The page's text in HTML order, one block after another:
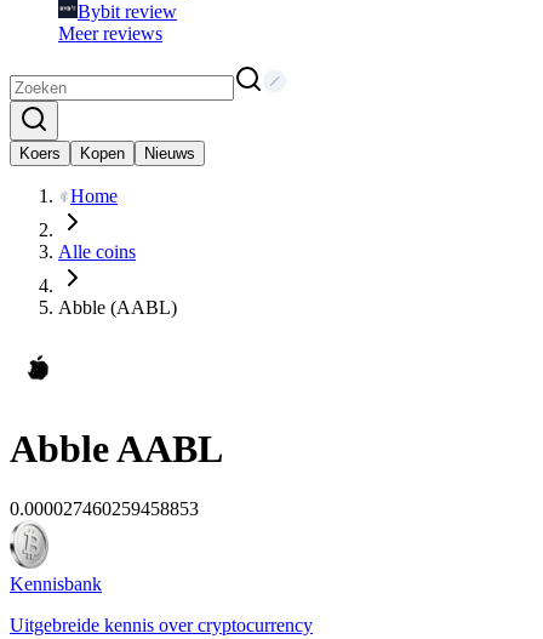
Bybit review
Meer reviews
Koers Kopen Nieuws
Home
Alle coins
Abble (AABL)
AbbleAABL
0.000027460259458853
Kennisbank
Uitgebreide kennis over cryptocurrency